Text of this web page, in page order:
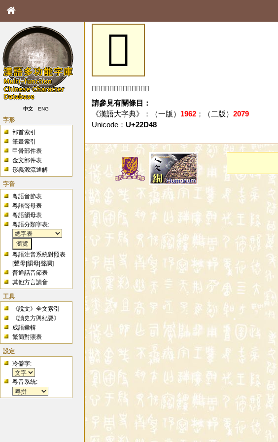
中文 ENG
字形
部首索引
筆畫索引
甲骨部件表
金文部件表
形義源流通解
字音
粵語音節表
粵語聲母表
粵語韻母表
粵語分類字表:
粵語注音系統對照表
[聲母 |韻母 |聲調]
普通話音節表
其他方言讀音
工具
《說文》全文索引
《讀史方輿紀要》
成語彙輯
繁簡對照表
設定
冷僻字:
粵音系統:
𢵈
「𢵈」字未收錄於本資料庫。
請參見有關條目：
《漢語大字典》：（一版） 1962；（二版） 2079
Unicode： U+22D48